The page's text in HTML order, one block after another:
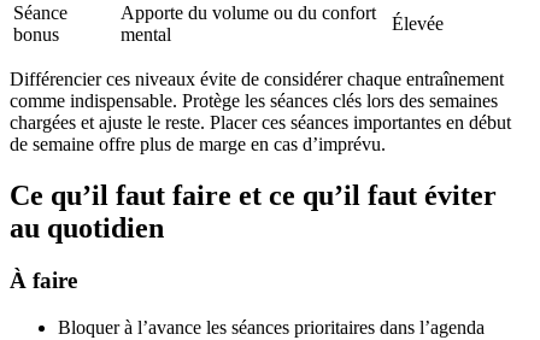
Séance
bonus
Apporte du volume ou du confort
mental
Élevée
Différencier ces niveaux évite de considérer chaque entraînement
comme indispensable. Protège les séances clés lors des semaines
chargées et ajuste le reste. Placer ces séances importantes en début
de semaine offre plus de marge en cas d’imprévu.
Ce qu’il faut faire et ce qu’il faut éviter
au quotidien
À faire
Bloquer à l’avance les séances prioritaires dans l’agenda